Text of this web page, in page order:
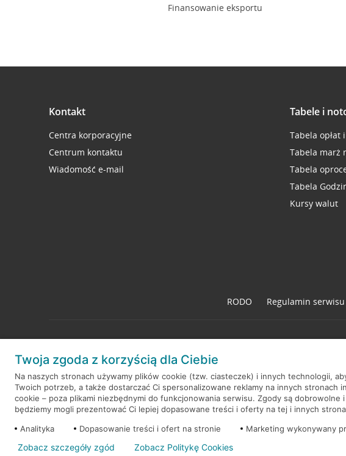
Finansowanie eksportu
Kontakt
Centra korporacyjne
Centrum kontaktu
Wiadomość e-mail
Tabele i
Tabela opłat
Tabela marż
Tabela
Tabela
Kursy walut
RODO Regulamin serwisu
© 2026 Credit Agricole Bank Polska S.A. Wszelkie prawa zastrzeżone
Twoja zgoda z korzyścią dla Ciebie
Na naszych stronach używamy plików cookie (tzw. ciasteczek) i innych technologii,
Twoich potrzeb, a także dostarczać Ci spersonalizowane reklamy na innych
cookie – poza plikami niezbędnymi do funkcjonowania serwisu. Zgody są
będziemy mogli prezentować Ci lepiej dopasowane treści i oferty na tej i innych
Analityka
Dopasowanie treści i ofert na stronie Marketing wykonywany
Zobacz szczegóły zgód Zobacz Politykę Cookies